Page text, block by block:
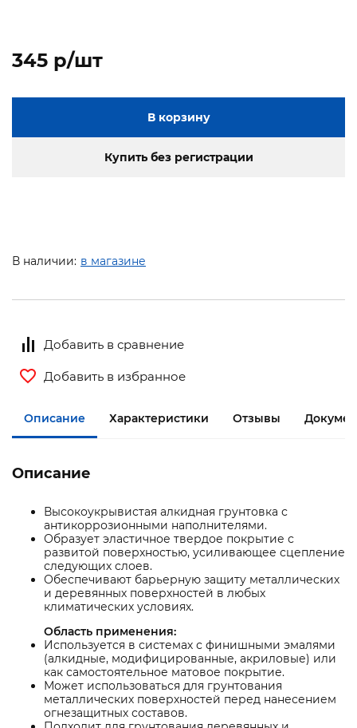
345 p/шт
В корзину
Купить без регистрации
В наличии: в магазине
Добавить в сравнение
Добавить в избранное
Описание Характеристики Отзывы
Описание
Высокоукрывистая алкидная грунтовка с
антикоррозионными наполнителями.
Образует эластичное твердое покрытие с
развитой поверхностью, усиливающее сцепление
следующих слоев.
Обеспечивают барьерную защиту металлических
и деревянных поверхностей в любых
климатических условиях.
Область применения:
Используется в системах с финишными эмалями
(алкидные, модифицированные, акриловые) или
как самостоятельное матовое покрытие.
Может использоваться для грунтования
металлических поверхностей перед нанесением
огнезащитных составов.